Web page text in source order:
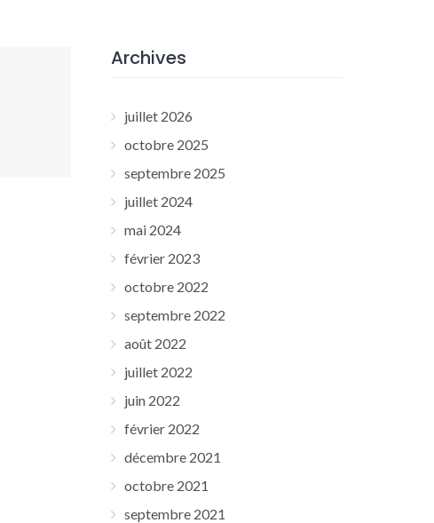
Archives
juillet 2026
octobre 2025
septembre 2025
juillet 2024
mai 2024
février 2023
octobre 2022
septembre 2022
août 2022
juillet 2022
juin 2022
février 2022
décembre 2021
octobre 2021
septembre 2021